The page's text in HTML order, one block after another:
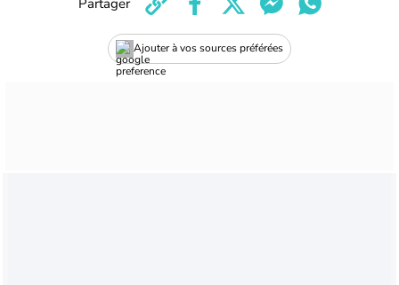
Ajouter à vos sources préférées